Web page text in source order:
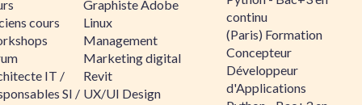
cours
IT /
SI /
Graphiste Adobe
Linux
Management
Marketing digital
Revit
UX/UI Design
continu
(Paris) Formation
Concepteur
Développeur
d'Applications